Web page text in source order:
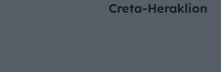
Creta-Heraklion